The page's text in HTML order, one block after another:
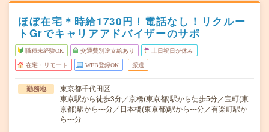
ほぼ在宅＊時給1730円！電話なし！リクルー
トGrでキャリアアドバイザーのサポ
職種未経験OK 交通費別途支給あり 土日祝日が休み
在宅・リモート WEB登録OK 派遣
勤務地
東京都千代田区
東京駅から徒歩3分／京橋(東京都)駅から徒歩5分／宝町(東
京都)駅から---分／日本橋(東京都)駅から---分／有楽町駅か
ら---分